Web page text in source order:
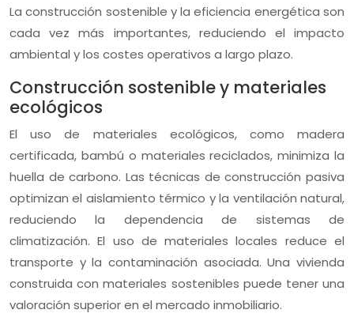
La construcción sostenible y la eficiencia energética son
cada vez más importantes, reduciendo el impacto
ambiental y los costes operativos a largo plazo.
Construcción sostenible y materiales
ecológicos
El uso de materiales ecológicos, como madera
certificada, bambú o materiales reciclados, minimiza la
huella de carbono. Las técnicas de construcción pasiva
optimizan el aislamiento térmico y la ventilación natural,
reduciendo la dependencia de sistemas de
climatización. El uso de materiales locales reduce el
transporte y la contaminación asociada. Una vivienda
construida con materiales sostenibles puede tener una
valoración superior en el mercado inmobiliario.